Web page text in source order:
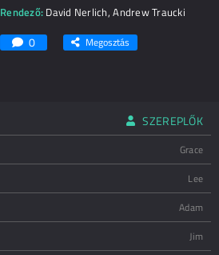
Rendező: David Nerlich,Andrew Traucki
0 Megosztás
SZEREPLŐK
Grace
Lee
Adam
Jim